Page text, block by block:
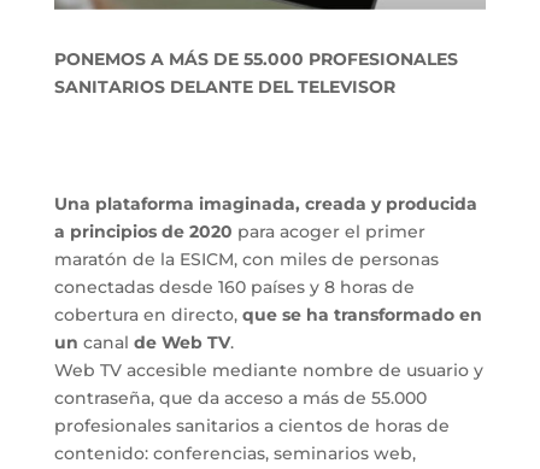
PONEMOS A MÁS DE 55.000 PROFESIONALES
SANITARIOS DELANTE DEL TELEVISOR
Una plataforma imaginada, creada y producida
a principios de 2020 para acoger el primer
maratón de la ESICM, con miles de personas
conectadas desde 160 países y 8 horas de
cobertura en directo, que se ha transformado en
un canal de Web TV.
Web TV accesible mediante nombre de usuario y
contraseña, que da acceso a más de 55.000
profesionales sanitarios a cientos de horas de
contenido: conferencias, seminarios web,